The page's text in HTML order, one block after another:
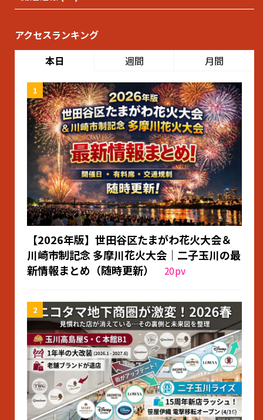
アクセスランキング
本日
週間 月間
【2026年版】世田谷区たまがわ花火大会＆
川崎市制記念 多摩川花火大会｜二子玉川の最
新情報まとめ（随時更新）
20pv